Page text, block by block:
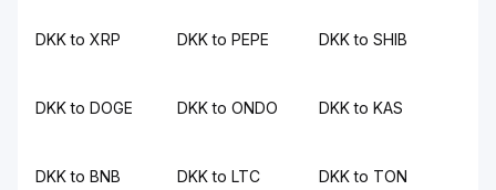
DKK to XRP DKK to PEPE DKK to SHIB
DKK to DOGE DKK to ONDO DKK to KAS
DKK to BNB DKK to LTC DKK to TON